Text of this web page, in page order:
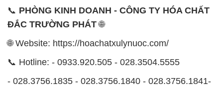
📞 PHÒNG KINH DOANH - CÔNG TY HÓA CHẤT
ĐẮC TRƯỜNG PHÁT🌐
🌐 Website: https://hoachatxulynuoc.com/
📞 Hotline: - 0933.920.505 - 028.3504.5555
- 028.3756.1835 - 028.3756.1840 - 028.3756.1841-